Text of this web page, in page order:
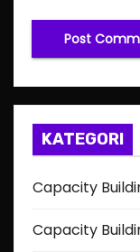
KATEGORI
Capacity
Capacity